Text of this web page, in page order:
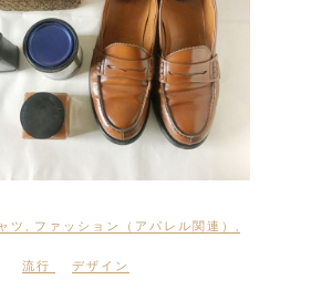
ツ ファッション（アパレル関連）
流行 デザイン